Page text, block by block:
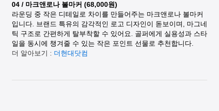
04 / 마크앤로나 볼마커 (68,000원)
라운딩 중 작은 디테일로 차이를 만들어주는 마크앤로나 볼마커
입니다. 브랜드 특유의 감각적인 로고 디자인이 돋보이며, 마그네
틱 구조로 간편하게 탈부착할 수 있어요. 골퍼에게 실용성과 스타
일을 동시에 챙겨줄 수 있는 작은 포인트 선물로 추천합니다.
더 알아보기 : 더현대닷컴